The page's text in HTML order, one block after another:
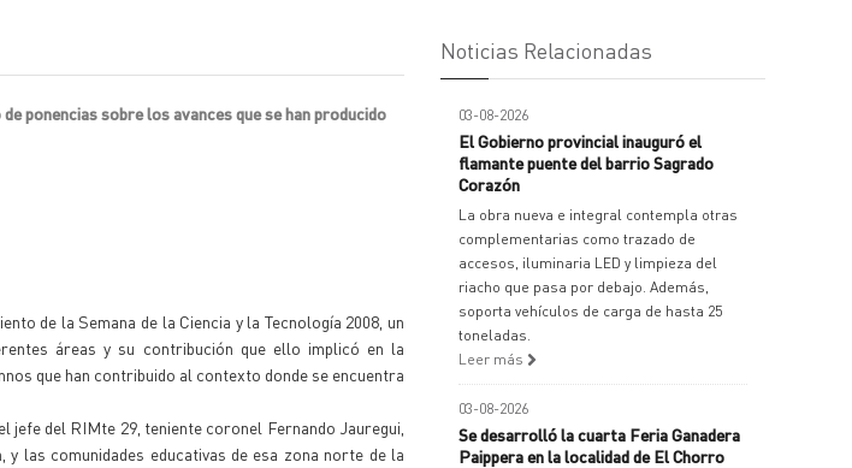
ponencias sobre los avances que se han producido
de la Semana de la Ciencia y la Tecnología 2008, un
áreas y su contribución que ello implicó en la
que han contribuido al contexto donde se encuentra
del RIMte 29, teniente coronel Fernando Jauregui,
las comunidades educativas de esa zona norte de la
Noticias Relacionadas
03-08-2026
El Gobierno provincial inauguró el
flamante puente del barrio Sagrado
Corazón
La obra nueva e integral contempla otras
complementarias como trazado de
accesos, iluminaria LED y limpieza del
riacho que pasa por debajo. Además,
soporta vehículos de carga de hasta 25
toneladas.
Leer más
03-08-2026
Se desarrolló la cuarta Feria Ganadera
Paippera en la localidad de El Chorro